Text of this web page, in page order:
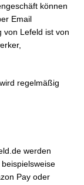
können
Email
von Lefeld ist von
regelmäßig
werden
Pay oder